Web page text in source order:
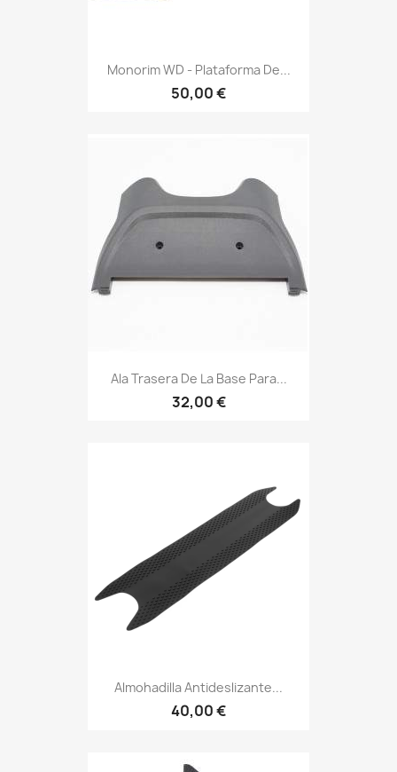
Monorim WD - Plataforma De...
50,00 €
Ala Trasera De La Base Para...
32,00 €
Almohadilla Antideslizante...
40,00 €